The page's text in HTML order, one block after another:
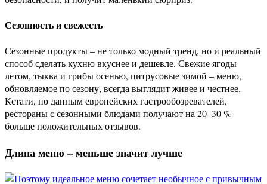
Сезонность и свежесть
Сезонные продукты – не только модный тренд, но и реальный
способ сделать кухню вкуснее и дешевле. Свежие ягоды
летом, тыква и грибы осенью, цитрусовые зимой – меню,
обновляемое по сезону, всегда выглядит живее и честнее.
Кстати, по данным европейских гастрообозревателей,
рестораны с сезонными блюдами получают на 20–30 %
больше положительных отзывов.
Длина меню – меньше значит лучше